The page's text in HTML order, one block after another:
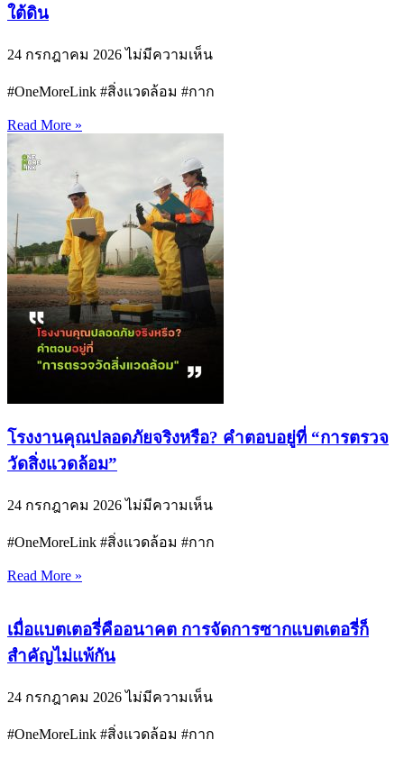
ใต้ดิน
24 กรกฎาคม 2026ไม่มีความเห็น
#OneMoreLink #สิ่งแวดล้อม #กาก
Read More »
โรงงานคุณปลอดภัยจริงหรือ? คำตอบอยู่ที่ “การตรวจ
วัดสิ่งแวดล้อม”
24 กรกฎาคม 2026ไม่มีความเห็น
#OneMoreLink #สิ่งแวดล้อม #กาก
Read More »
เมื่อแบตเตอรี่คืออนาคต การจัดการซากแบตเตอรี่ก็
สำคัญไม่แพ้กัน
24 กรกฎาคม 2026ไม่มีความเห็น
#OneMoreLink #สิ่งแวดล้อม #กาก